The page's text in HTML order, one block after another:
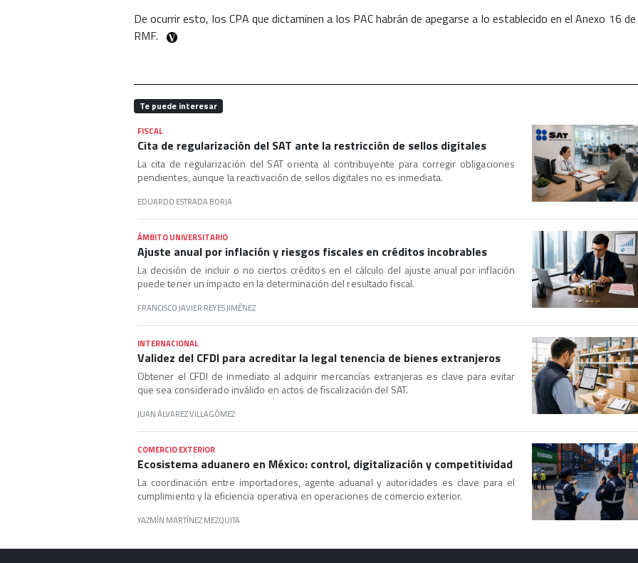
De ocurrir esto, los CPA que dictaminen a los PAC habrán de apegarse a lo establecido en el Anexo 16
RMF.
Te puede interesar
FISCAL
Cita de regularización del SAT ante la restricción de sellos digitales
La cita de regularización del SAT orienta al contribuyente para corregir obligaciones
pendientes, aunque la reactivación de sellos digitales no es inmediata.
EDUARDO ESTRADA BORJA
ÁMBITO UNIVERSITARIO
Ajuste anual por inflación y riesgos fiscales en créditos incobrables
La decisión de incluir o no ciertos créditos en el cálculo del ajuste anual por inflación
puede tener un impacto en la determinación del resultado fiscal.
FRANCISCO JAVIER REYES JIMÉNEZ
INTERNACIONAL
Validez del CFDI para acreditar la legal tenencia de bienes extranjeros
Obtener el CFDI de inmediato al adquirir mercancías extranjeras es clave para evitar
que sea considerado inválido en actos de fiscalización del SAT.
JUAN ÁLVAREZ VILLAGÓMEZ
COMERCIO EXTERIOR
Ecosistema aduanero en México: control, digitalización y competitividad
La coordinación entre importadores, agente aduanal y autoridades es clave para el
cumplimiento y la eficiencia operativa en operaciones de comercio exterior.
YAZMÍN MARTÍNEZ MEZQUITA